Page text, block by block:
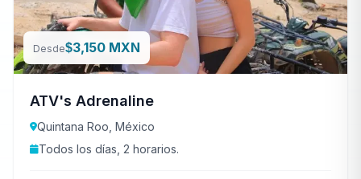
Desde$3,150 MXN
ATV's Adrenaline
Quintana Roo, México
Todos los días, 2 horarios.